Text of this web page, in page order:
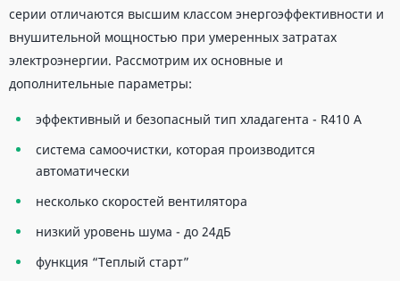
серии отличаются высшим классом энергоэффективности и
внушительной мощностью при умеренных затратах
электроэнергии. Рассмотрим их основные и
дополнительные параметры:
эффективный и безопасный тип хладагента - R410 A
система самоочистки, которая производится
автоматически
несколько скоростей вентилятора
низкий уровень шума - до 24дБ
функция “Теплый старт”